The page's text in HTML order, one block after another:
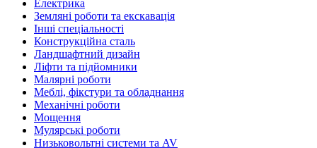
Електрика
Земляні роботи та екскавація
Інші спеціальності
Конструкційна сталь
Ландшафтний дизайн
Ліфти та підйомники
Малярні роботи
Меблі, фікстури та обладнання
Механічні роботи
Мощення
Мулярські роботи
Низьковольтні системи та AV